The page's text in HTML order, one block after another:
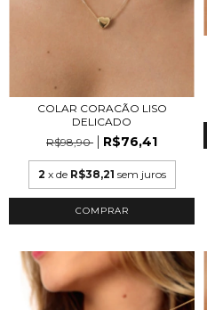
COLAR CORACÃO LISO
DELICADO
R$98,90
R$76,41
2 x de R$38,21 sem juros
COMPRAR